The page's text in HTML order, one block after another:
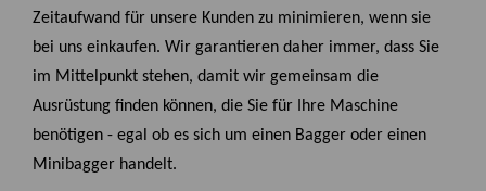
Zeitaufwand für unsere Kunden zu minimieren, wenn sie
bei uns einkaufen. Wir garantieren daher immer, dass Sie
im Mittelpunkt stehen, damit wir gemeinsam die
Ausrüstung finden können, die Sie für Ihre Maschine
benötigen - egal ob es sich um einen Bagger oder einen
Minibagger handelt.